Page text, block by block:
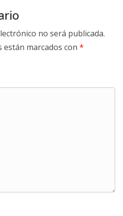
no será publicada.
marcados con *